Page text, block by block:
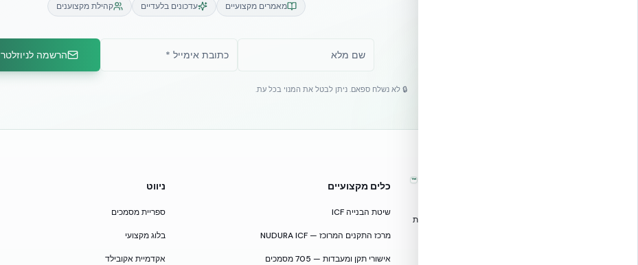
מאמרים מקצועיים עדכונים בלעדיים קהילת מקצוענים
הרשמה לניוזלטר
🔒 לא נשלח ספאם. ניתן לבטל את המנוי בכל עת.
™
טכנולוגיות בנייה מתקדמות, ספריות תכנון, הדרכה מקצועית
כלים מקצועיים
שיטת הבנייה ICF
מרכז התקנים המרוכז — NUDURA ICF
אישורי תקן ומעבדות — 705 מסמכים
ניווט
ספריית מסמכים
בלוג מקצועי
אקדמיית אקובילד